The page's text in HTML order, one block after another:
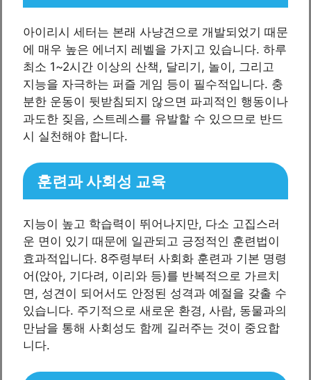
아이리시 세터는 본래 사냥견으로 개발되었기 때문
에 매우 높은 에너지 레벨을 가지고 있습니다. 하루
최소 1~2시간 이상의 산책, 달리기, 놀이, 그리고
지능을 자극하는 퍼즐 게임 등이 필수적입니다. 충
분한 운동이 뒷받침되지 않으면 파괴적인 행동이나
과도한 짖음, 스트레스를 유발할 수 있으므로 반드
시 실천해야 합니다.
훈련과 사회성 교육
지능이 높고 학습력이 뛰어나지만, 다소 고집스러
운 면이 있기 때문에 일관되고 긍정적인 훈련법이
효과적입니다. 8주령부터 사회화 훈련과 기본 명령
어(앉아, 기다려, 이리와 등)를 반복적으로 가르치
면, 성견이 되어서도 안정된 성격과 예절을 갖출 수
있습니다. 주기적으로 새로운 환경, 사람, 동물과의
만남을 통해 사회성도 함께 길러주는 것이 중요합
니다.